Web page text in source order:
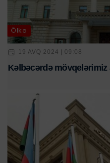
Ölkə
19 AVQ 2024 | 09:08
Kəlbəcərdə